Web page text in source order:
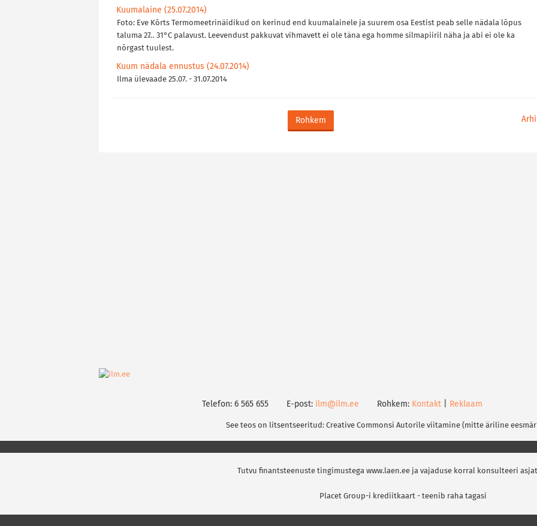
Kuumalaine (25.07.2014)
Foto: Eve Kõrts Termomeetrinäidikud on kerinud end kuumalainele ja suurem osa Eestist peab selle nädala lõpus
taluma 27…31°C palavust. Leevendust pakkuvat vihmavett ei ole täna ega homme silmapiiril näha ja abi ei ole ka
nõrgast tuulest.
Kuum nädala ennustus (24.07.2014)
Ilma ülevaade 25.07. - 31.07.2014
Rohkem
Telefon: 6 565 655 E-post: ilm@ilm.ee Rohkem: Kontakt Reklaam
See teos on litsentseeritud: Creative Commonsi Autorile viitamine (mitte äriline
Tutvu finantsteenuste tingimustega www.laen.ee ja vajaduse korral konsulteeri
Placet Group-i krediitkaart - teenib raha tagasi